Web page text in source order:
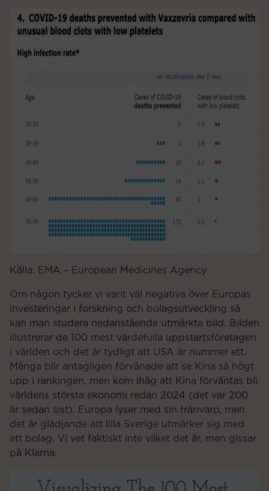
Källa: EMA – European Medicines Agency
Om någon tycker vi varit väl negativa över Europas
investeringar i forskning och bolagsutveckling så
kan man studera nedanstående utmärkta bild. Bilden
illustrerar de 100 mest värdefulla uppstartsföretagen
i världen och det är tydligt att USA är nummer ett.
Många blir antagligen förvånade att se Kina så högt
upp i rankingen, men kom ihåg att Kina förväntas bli
världens största ekonomi redan 2024 (det var 200
år sedan sist). Europa lyser med sin frånvaro, men
det är glädjande att lilla Sverige utmärker sig med
ett bolag. Vi vet faktiskt inte vilket det är, men gissar
på Klarna.